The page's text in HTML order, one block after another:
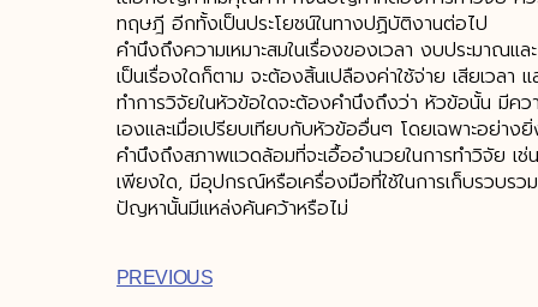
ทฤษฎี อีกทั้งเป็นประโยชน์ในทางปฏิบัติงานต่อไป
คำนึงถึงความเหมาะสมในเรื่องของเวลา งบประมาณแ
เป็นเรื่องใดก็ตาม จะต้องสิ้นเปลืองค่าใช้จ่าย เสียเวลา
ทำการวิจัยในหัวข้อใดจะต้องคำนึงถึงว่า หัวข้อนั้น มี
เองและเมื่อเปรียบเทียบกับหัวข้ออื่นๆ โดยเฉพาะอย่า
คำนึงถึงสภาพแวดล้อมที่จะเอื้ออำนวยในการทำวิจัย
เพียงใด, มีอุปกรณ์หรือเครื่องมือที่ใช้ในการเก็บรวบร
ปัญหานั้นมีแหล่งค้นคว้าหรือไม่
PREVIOUS